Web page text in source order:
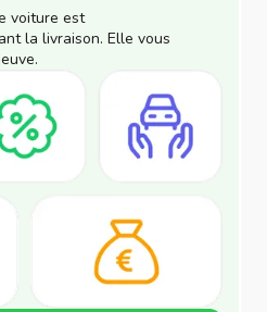
voiture est
la livraison. Elle vous